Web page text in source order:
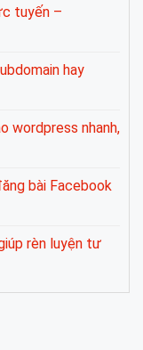
tuyến –
hay
wordpress nhanh,
bài Facebook
rèn luyện tư